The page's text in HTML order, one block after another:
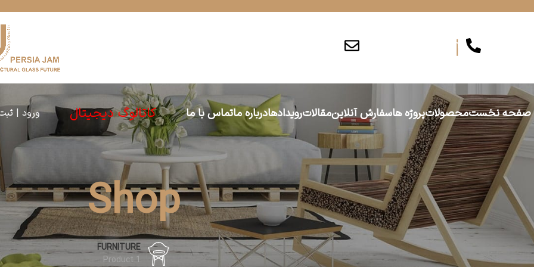
info@persiajam.com
صفحه نخستمحصولاتپروژه هاسفارش آنلاینمقالاترویدادهادرباره ماتماس با ما کاتالوگ دیجیتال ورود |
Shop
FURNITURE
1 Product